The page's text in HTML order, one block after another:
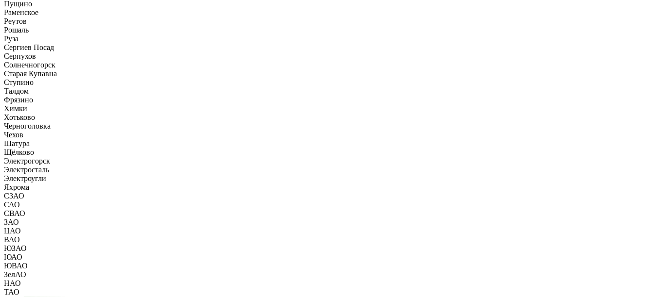
Пущино
Раменское
Реутов
Рошаль
Руза
Сергиев Посад
Серпухов
Солнечногорск
Старая Купавна
Ступино
Талдом
Фрязино
Химки
Хотьково
Черноголовка
Чехов
Шатура
Щёлково
Электрогорск
Электросталь
Электроугли
Яхрома
СЗАО
САО
СВАО
ЗАО
ЦАО
ВАО
ЮЗАО
ЮАО
ЮВАО
ЗелАО
НАО
ТАО